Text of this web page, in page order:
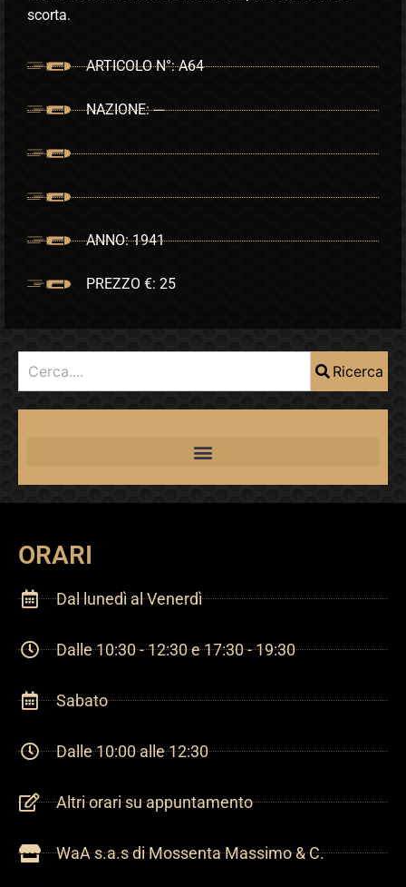
Ricerca
scorta.
ARTICOLO N°: A64
NAZIONE: ---
ANNO: 1941
PREZZO €: 25
ORARI
Dal lunedì al Venerdì
Dalle 10:30 - 12:30 e 17:30 - 19:30
Sabato
Dalle 10:00 alle 12:30
Altri orari su appuntamento
WaA s.a.s di Mossenta Massimo & C.